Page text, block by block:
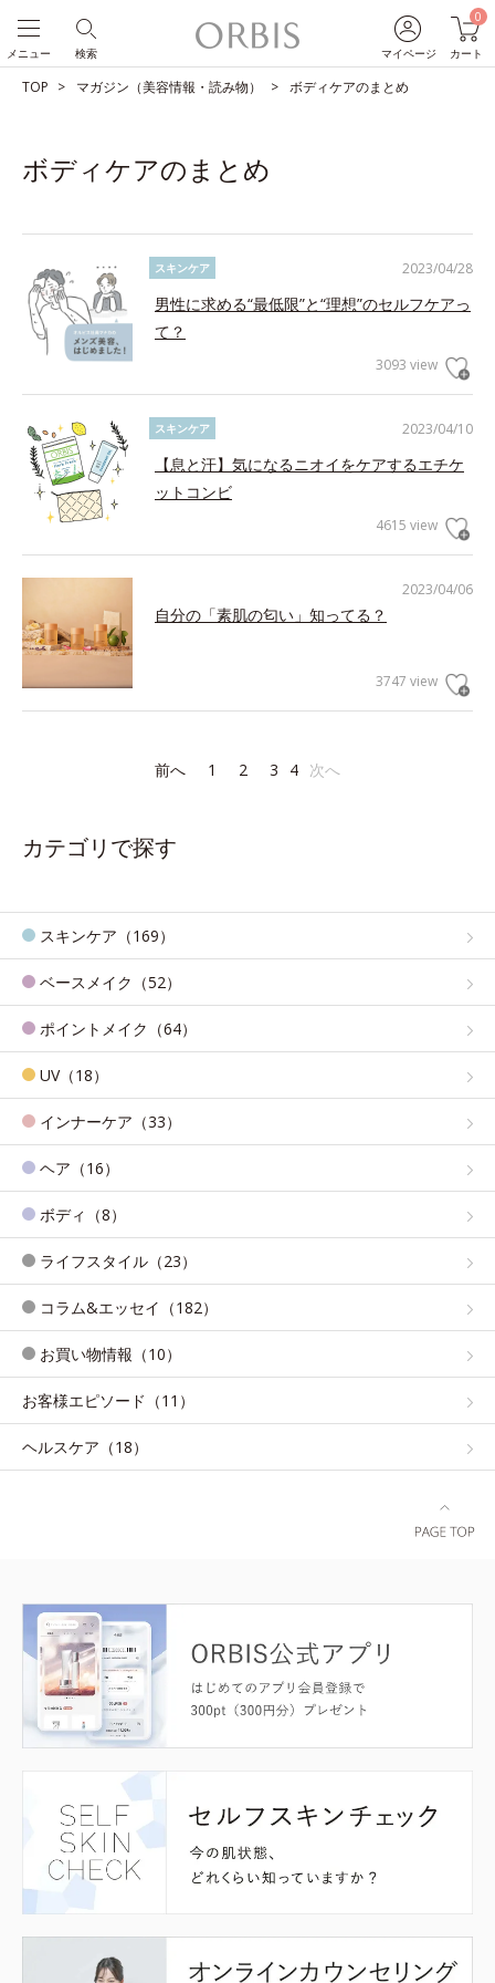
マイページ
0
カート
検索
メニュー
TOP マガジン（美容情報・読み物） ボディケアのまとめ
ボディケアのまとめ
2023/04/28
スキンケア
男性に求める“最低限”と“理想”のセルフケアっ
て？
3093 view
2023/04/10
スキンケア
【息と汗】気になるニオイをケアするエチケ
ットコンビ
4615 view
2023/04/06
自分の「素肌の匂い」知ってる？
3747 view
前へ 1 2 3 4 次へ
カテゴリで探す
スキンケア（169）
ベースメイク（52）
ポイントメイク（64）
UV（18）
インナーケア（33）
ヘア（16）
ボディ（8）
ライフスタイル（23）
コラム&エッセイ（182）
お買い物情報（10）
お客様エピソード（11）
ヘルスケア（18）